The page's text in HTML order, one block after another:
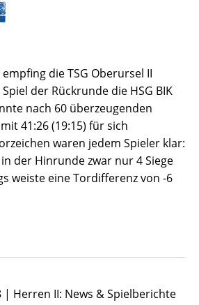
die TSG Oberursel II
der Rückrunde die HSG BIK
nach 60 überzeugenden
41:26 (19:15) für sich
waren jedem Spieler klar:
der Hinrunde zwar nur 4 Siege
weiste eine Tordifferenz von -6
| Herren II: News & Spielberichte